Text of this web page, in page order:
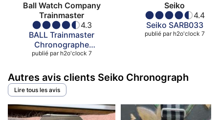
Ball Watch Company
Trainmaster
4.3
BALL Trainmaster
Chronographe
Pulsometer
publié par h2o'clock 7
Seiko
4.4
Seiko SARB033
publié par h2o'clock 7
Autres avis clients Seiko Chronograph
Lire tous les avis